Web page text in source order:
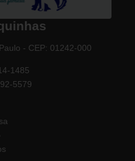
- CEP: 01242-000
1485
5579